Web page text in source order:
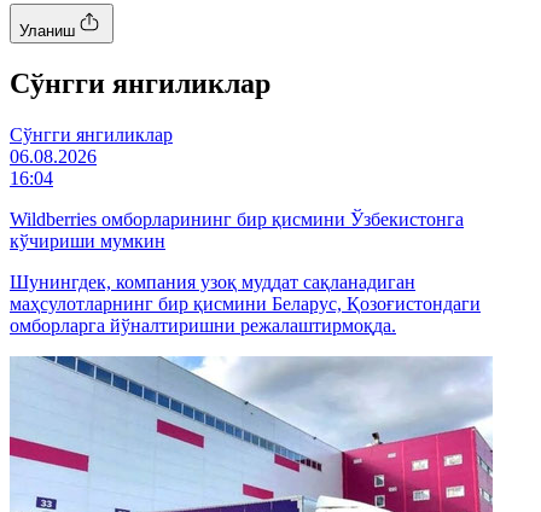
Уланиш
Cўнгги янгиликлар
Cўнгги янгиликлар
06.08.2026
16:04
Wildberries омборларининг бир қисмини Ўзбекистонга
кўчириши мумкин
Шунингдек, компания узоқ муддат сақланадиган
маҳсулотларнинг бир қисмини Беларус, Қозоғистондаги
омборларга йўналтиришни режалаштирмоқда.